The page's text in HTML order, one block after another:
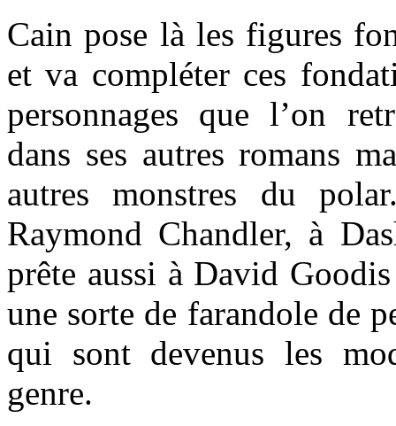
Cain pose là les figures
et va compléter ces
personnages que l’on
dans ses autres romans
autres monstres du
Raymond Chandler, à
prête aussi à David
une sorte de farandole de
qui sont devenus les
genre.